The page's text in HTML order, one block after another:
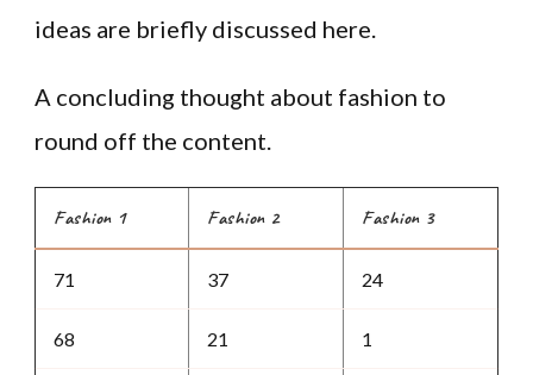
ideas are briefly discussed here.
A concluding thought about fashion to
round off the content.
Fashion 1 Fashion 2 Fashion 3
71 37 24
68 21 1